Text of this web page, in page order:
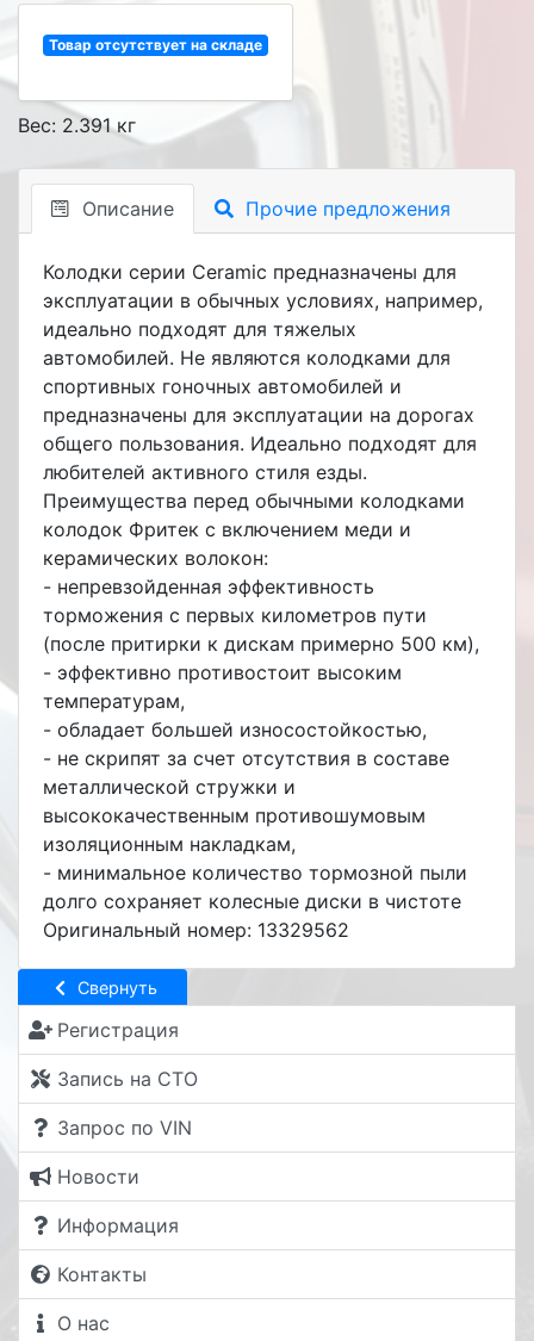
Свернуть
Регистрация
Запись на СТО
Запрос по VIN
Новости
Информация
Контакты
О нас
Товар отсутствует на складе
Вес: 2.391 кг
Описание Прочие предложения
Колодки серии Ceramic предназначены для
эксплуатации в обычных условиях, например,
идеально подходят для тяжелых
автомобилей. Не являются колодками для
спортивных гоночных автомобилей и
предназначены для эксплуатации на дорогах
общего пользования. Идеально подходят для
любителей активного стиля езды.
Преимущества перед обычными колодками
колодок Фритек с включением меди и
керамических волокон:
- непревзойденная эффективность
торможения с первых километров пути
(после притирки к дискам примерно 500 км),
- эффективно противостоит высоким
температурам,
- обладает большей износостойкостью,
- не скрипят за счет отсутствия в составе
металлической стружки и
высококачественным противошумовым
изоляционным накладкам,
- минимальное количество тормозной пыли
долго сохраняет колесные диски в чистоте
Оригинальный номер: 13329562